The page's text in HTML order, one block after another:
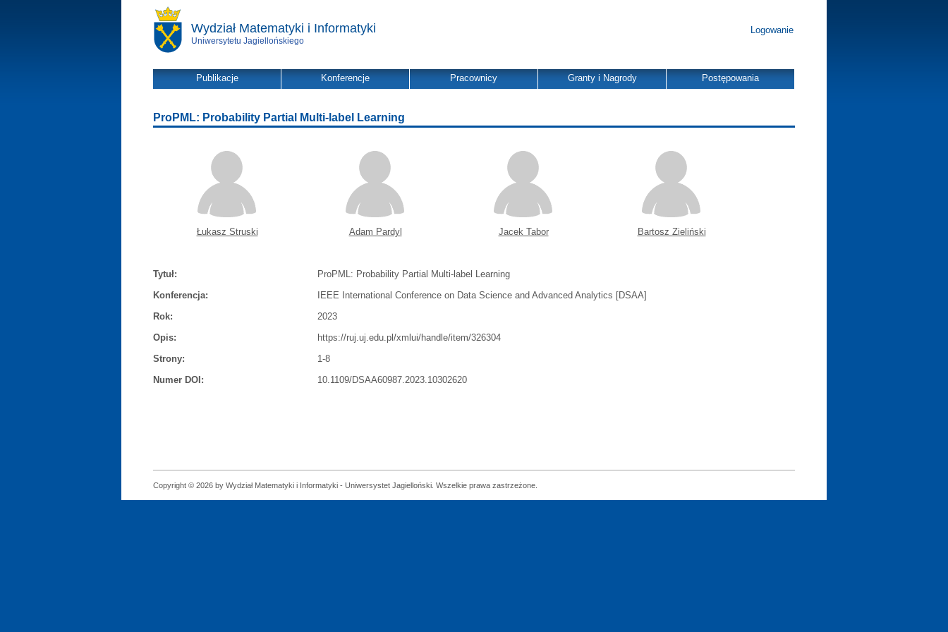
Wydział Matematyki i Informatyki
Uniwersytetu Jagiellońskiego
Logowanie
Publikacje Konferencje Pracownicy Granty i Nagrody Postępowania
ProPML: Probability Partial Multi-label Learning
Łukasz Struski Adam Pardyl Jacek Tabor Bartosz Zieliński
Tytuł:
ProPML: Probability Partial Multi-label Learning
Konferencja:
IEEE International Conference on Data Science and Advanced Analytics [DSAA]
Rok:
2023
Opis:
https://ruj.uj.edu.pl/xmlui/handle/item/326304
Strony:
1-8
Numer DOI:
10.1109/DSAA60987.2023.10302620
Copyright © 2026 by Wydział Matematyki i Informatyki - Uniwersystet Jagielloński. Wszelkie prawa zastrzeżone.